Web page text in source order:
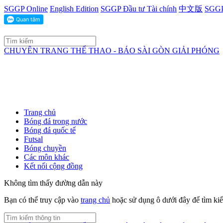
SGGP Online English Edition SGGP Đầu tư Tài chính 中文版
CHUYÊN TRANG THỂ THAO - BÁO SÀI GÒN GIẢI PHÓNG
Trang chủ
Bóng đá trong nước
Bóng đá quốc tế
Futsal
Bóng chuyền
Các môn khác
Kết nối cộng đồng
Không tìm thấy đường dẫn này
Bạn có thể truy cập vào trang chủ hoặc sử dụng ô dưới đây để tìm